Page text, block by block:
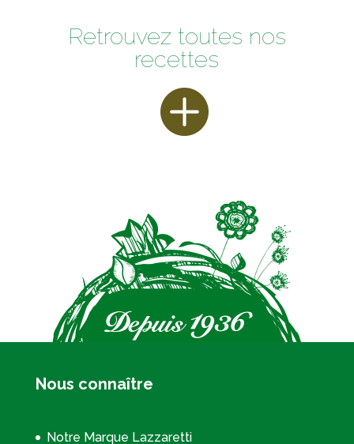
Retrouvez toutes nos
recettes
Nous connaître
Notre Marque Lazzaretti